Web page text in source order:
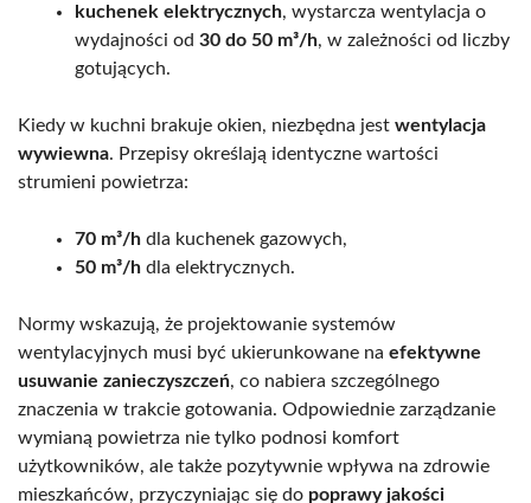
kuchenek elektrycznych, wystarcza wentylacja o
wydajności od 30 do 50 m³/h, w zależności od liczby
gotujących.
Kiedy w kuchni brakuje okien, niezbędna jest wentylacja
wywiewna. Przepisy określają identyczne wartości
strumieni powietrza:
70 m³/h dla kuchenek gazowych,
50 m³/h dla elektrycznych.
Normy wskazują, że projektowanie systemów
wentylacyjnych musi być ukierunkowane na efektywne
usuwanie zanieczyszczeń, co nabiera szczególnego
znaczenia w trakcie gotowania. Odpowiednie zarządzanie
wymianą powietrza nie tylko podnosi komfort
użytkowników, ale także pozytywnie wpływa na zdrowie
mieszkańców, przyczyniając się do poprawy jakości